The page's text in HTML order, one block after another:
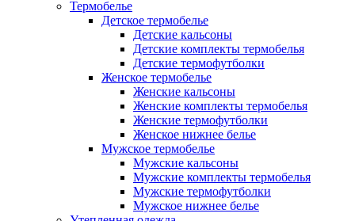
Термобелье
Детское термобелье
Детские кальсоны
Детские комплекты термобелья
Детские термофутболки
Женское термобелье
Женские кальсоны
Женские комплекты термобелья
Женские термофутболки
Женское нижнее белье
Мужское термобелье
Мужские кальсоны
Мужские комплекты термобелья
Мужские термофутболки
Мужское нижнее белье